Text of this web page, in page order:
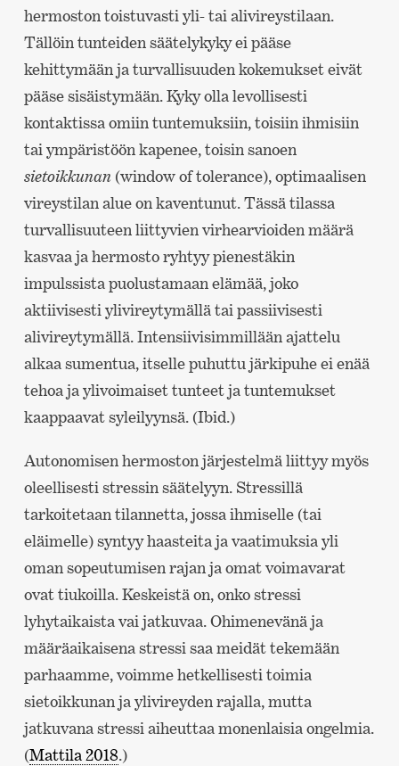
hermoston toistuvasti yli- tai alivireystilaan.
Tällöin tunteiden säätelykyky ei pääse
kehittymään ja turvallisuuden kokemukset eivät
pääse sisäistymään. Kyky olla levollisesti
kontaktissa omiin tuntemuksiin, toisiin ihmisiin
tai ympäristöön kapenee, toisin sanoen
sietoikkunan (window of tolerance), optimaalisen
vireystilan alue on kaventunut. Tässä tilassa
turvallisuuteen liittyvien virhearvioiden määrä
kasvaa ja hermosto ryhtyy pienestäkin
impulssista puolustamaan elämää, joko
aktiivisesti ylivireytymällä tai passiivisesti
alivireytymällä. Intensiivisimmillään ajattelu
alkaa sumentua, itselle puhuttu järkipuhe ei enää
tehoa ja ylivoimaiset tunteet ja tuntemukset
kaappaavat syleilyynsä. (Ibid.)
Autonomisen hermoston järjestelmä liittyy myös
oleellisesti stressin säätelyyn. Stressillä
tarkoitetaan tilannetta, jossa ihmiselle (tai
eläimelle) syntyy haasteita ja vaatimuksia yli
oman sopeutumisen rajan ja omat voimavarat
ovat tiukoilla. Keskeistä on, onko stressi
lyhytaikaista vai jatkuvaa. Ohimenevänä ja
määräaikaisena stressi saa meidät tekemään
parhaamme, voimme hetkellisesti toimia
sietoikkunan ja ylivireyden rajalla, mutta
jatkuvana stressi aiheuttaa monenlaisia ongelmia.
(Mattila 2018.)